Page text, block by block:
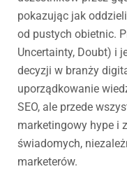
pokazując jak
od pustych obietnic.
Uncertainty, Doubt) i
decyzji w branży
uporządkowanie
SEO, ale przede
marketingowy hype i
świadomych,
marketerów.